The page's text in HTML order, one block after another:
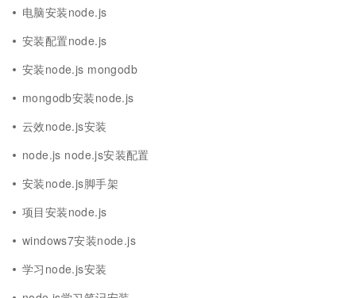
电脑安装node.js
安装配置node.js
安装node.js mongodb
mongodb安装node.js
云效node.js安装
node.js node.js安装配置
安装node.js脚手架
项目安装node.js
windows7安装node.js
学习node.js安装